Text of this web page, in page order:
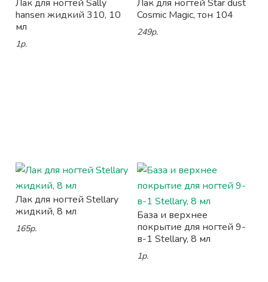
Лак для ногтей Sally
hansen жидкий 310, 10
мл
1р.
Лак для ногтей Star dust
Cosmic Magic, тон 104
249р.
Лак для ногтей Stellary
жидкий, 8 мл
165р.
База и верхнее
покрытие для ногтей 9-
в-1 Stellary, 8 мл
1р.